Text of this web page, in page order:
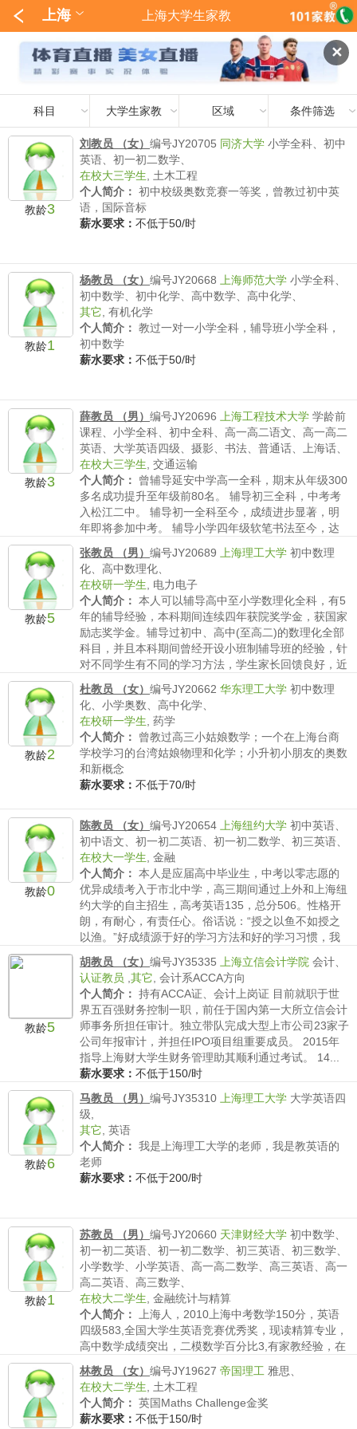
✕
上海 上海大学生家教
科目 大学生家教 区域 条件筛选
教龄3
刘教员 （女） 编号JY20705 同济大学 小学全科、初中
英语、初一初二数学、
在校大三学生
土木工程
个人简介： 初中校级奥数竞赛一等奖，曾教过初中英
语，国际音标
薪水要求： 不低于50/时
教龄1
杨教员 （女） 编号JY20668 上海师范大学 小学全科、
初中数学、初中化学、高中数学、高中化学、
其它 有机化学
个人简介： 教过一对一小学全科，辅导班小学全科，
初中数学
薪水要求： 不低于50/时
教龄3
薛教员 （男） 编号JY20696 上海工程技术大学 学龄前
课程、小学全科、初中全科、高一高二语文、高一高二
英语、大学英语四级、摄影、书法、普通话、上海话、
在校大三学生 交通运输
个人简介：
曾辅导延安中学高一全科，期末从年级300
多名成功提升至年级前80名。 辅导初三全科，中考考
入松江二中。 辅导初一全科至今，成绩进步显著，明
年即将参加中考。 辅导小学四年级软笔书法至今，达
薪水要求：不低于40/时
教龄5
张教员 （男） 编号JY20689 上海理工大学 初中数理
化、高中数理化、
在校研一学生
电力电子
个人简介： 本人可以辅导高中至小学数理化全科，有5
年的辅导经验，本科期间连续四年获院奖学金，获国家
励志奖学金。辅导过初中、高中(至高二)的数理化全部
科目，并且本科期间曾经开设小班制辅导班的经验，针
对不同学生有不同的学习方法，学生家长回馈良好，近
薪水要求：不低于50/时
教龄2
杜教员 （女） 编号JY20662 华东理工大学 初中数理
化、小学奥数、高中化学、
在校研一学生 药学
个人简介：
曾教过高三小姑娘数学；一个在上海台商
学校学习的台湾姑娘物理和化学；小升初小朋友的奥数
和新概念
薪水要求： 不低于70/时
教龄0
陈教员 （女） 编号JY20654 上海纽约大学 初中英语、
初中语文、初一初二英语、初一初二数学、初三英语、
在校大一学生 金融
个人简介： 本人是应届高中毕业生，中考以零志愿的
优异成绩考入于市北中学，高三期间通过上外和上海纽
约大学的自主招生，高考英语135，总分506。性格开
朗，有耐心，有责任心。俗话说：“授之以鱼不如授之
以渔。”好成绩源于好的学习方法和好的学习习惯，我
薪水要求：不低于40/时
教龄5
胡教员 （女） 编号JY35335 上海立信会计学院 会计、
认证教员 其它 会计系ACCA方向
个人简介： 持有ACCA证、会计上岗证 目前就职于世
界五百强财务控制一职，前任于国内第一大所立信会计
师事务所担任审计。独立带队完成大型上市公司23家子
公司年报审计，并担任IPO项目组重要成员。 2015年
指导上海财大学生财务管理助其顺利通过考试。 14...
薪水要求： 不低于150/时
教龄6
马教员 （男） 编号JY35310 上海理工大学 大学英语四
级,
其它 英语
个人简介： 我是上海理工大学的老师，我是教英语的
老师
薪水要求： 不低于200/时
教龄1
苏教员 （男） 编号JY20660 天津财经大学 初中数学、
初一初二英语、初一初二数学、初三英语、初三数学、
小学数学、小学英语、高一高二数学、高三英语、高一
高二英语、高三数学、
在校大二学生 金融统计与精算
个人简介：
上海人，2010上海中考数学150分，英语
四级583,全国大学生英语竞赛优秀奖，现读精算专业，
高中数学成绩突出，二模数学百分比3,有家教经验，在
数，有耐心，细心，负责任。
薪水要求：不低于40/时
林教员 （女） 编号JY19627 帝国理工 雅思、
在校大二学生
土木工程
个人简介： 英国Maths Challenge金奖
薪水要求： 不低于150/时